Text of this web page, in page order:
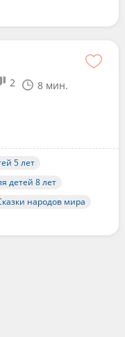
2 8 мин.
5 лет
детей 8 лет
народов мира